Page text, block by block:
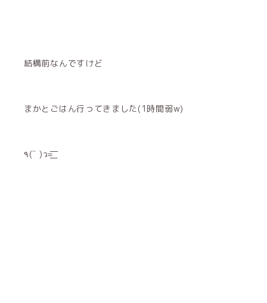
結構前なんですけど
まかとごはん行ってきました(1時間弱w)
٩(¨ )ว=͟͟͞͞